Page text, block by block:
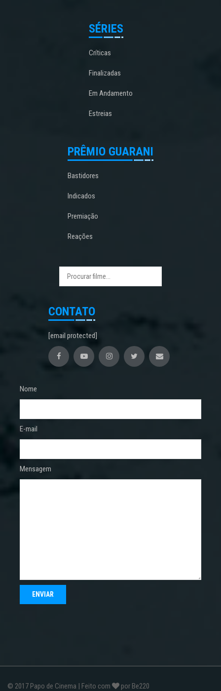
SÉRIES
Críticas
Finalizadas
Em Andamento
Estreias
PRÊMIO GUARANI
Bastidores
Indicados
Premiação
Reações
CONTATO
[email protected]
Nome
E-mail
Mensagem
© 2017 Papo de Cinema | Feito com por Be220